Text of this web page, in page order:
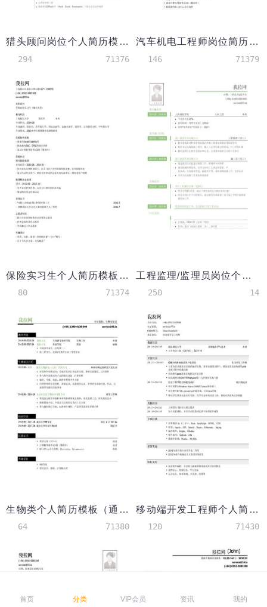
猎头顾问岗位个人简历模板
294 71376
汽车机电工程师岗位简历模板
146 71379
保险实习生个人简历模板（邮件版）
80 71374
工程监理/监理员岗位个人简历模板
250 14
生物类个人简历模板（通用类）
64 71380
移动端开发工程师个人简历模板
120 71430
首页 分类 VIP会员 资讯 我的